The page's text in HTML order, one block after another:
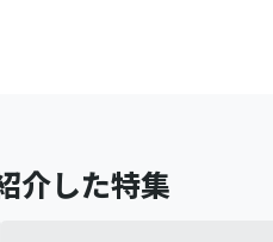
介した特集